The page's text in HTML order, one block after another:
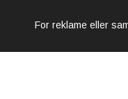
For reklame eller